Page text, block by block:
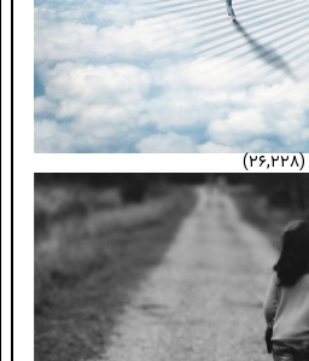
(۲۶,۲۲۸)